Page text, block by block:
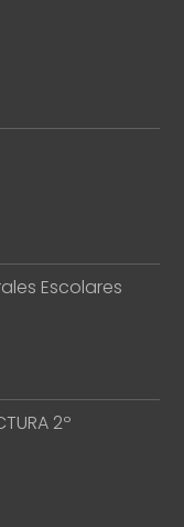
Escolares
2º